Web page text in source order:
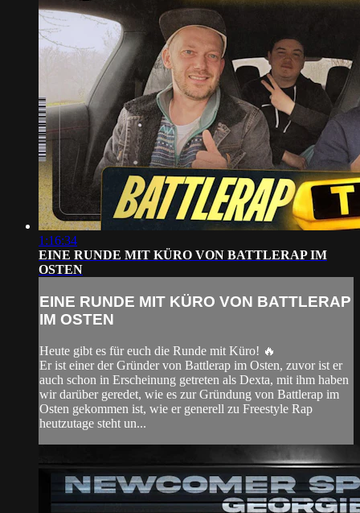
1:16:34
EINE RUNDE MIT KÜRO VON BATTLERAP IM
OSTEN
EINE RUNDE MIT KÜRO VON BATTLERAP
IM OSTEN
Heute gibt es für euch die Runde mit Küro! 🔥
Er ist einer der Gründer von Battlerap im Osten, zuvor ist er
auch schon in Erscheinung getreten als Dexta, mit ihm haben
wir darüber geredet, wie es zur Gründung von Battlerap im
Osten gekommen ist, wie er generell zu Freestyle Rap
heutzutage steht un...